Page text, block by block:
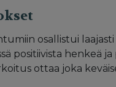
osallistui
positiivista henkeä
ottaa joka